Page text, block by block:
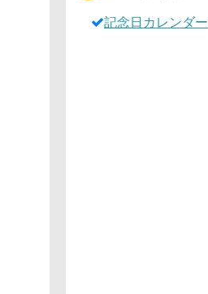
記念日カレンダー